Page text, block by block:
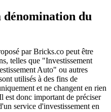
dénomination du
par Bricks.co peut être
telles que "Investissement
Auto" ou autres
utilisés à des fins de
et ne changent en rien
est donc important de préciser
service d'investissement en